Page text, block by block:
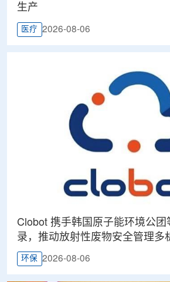
生产
医疗 2026-08-06
Clobot 携手韩国原子能环境公团
录，推动放射性废物安全管理多
环保 2026-08-06